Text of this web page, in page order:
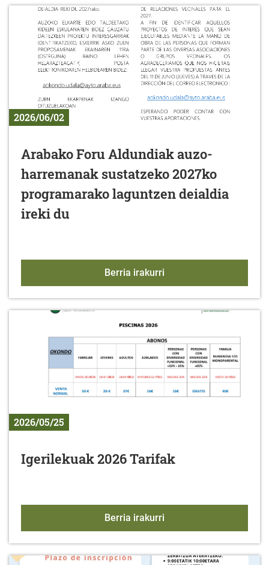
2026/06/02
Arabako Foru Aldundiak auzo-
harremanak sustatzeko 2027ko
programarako laguntzen deialdia
ireki du
Berria irakurri
2026/05/25
Igerilekuak 2026 Tarifak
Berria irakurri